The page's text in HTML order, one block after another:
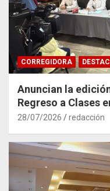
CORREGIDORA
Anuncian la
Regreso a Clases
28/07/2026 redacción